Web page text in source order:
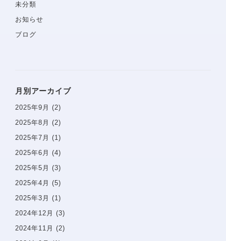
問診票
未分類
お知らせ
ブログ
月別アーカイブ
2025年9月 (2)
2025年8月 (2)
2025年7月 (1)
2025年6月 (4)
2025年5月 (3)
2025年4月 (5)
2025年3月 (1)
2024年12月 (3)
2024年11月 (2)